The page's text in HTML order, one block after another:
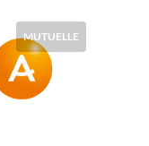
MUTUELLE